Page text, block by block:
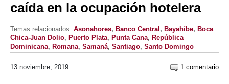
caída en la ocupación hotelera
Temas relacionados: Asonahores, Banco Central , Bayahíbe, Boca
Chica-Juan Dolio, Puerto Plata, Punta Cana, República
Dominicana, Romana, Samaná, Santiago, Santo Domingo
13 noviembre, 2019 1 comentario